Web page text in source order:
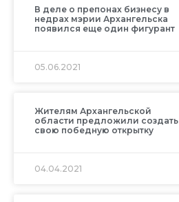
В деле о препонах бизнесу в
недрах мэрии Архангельска
появился еще один фигурант
05.06.2021
Жителям Архангельской
области предложили создать
свою победную открытку
04.04.2021